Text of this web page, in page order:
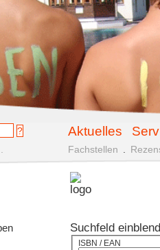
Aktuelles
Fachstellen
Suchfeld
ISBN / EAN